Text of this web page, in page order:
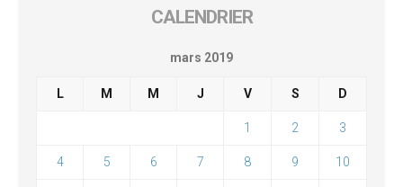
CALENDRIER
mars 2019
L M M J V S D
1 2 3
4 5 6 7 8 9 10